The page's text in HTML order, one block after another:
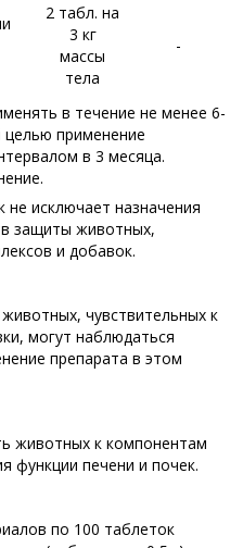
2 табл. на
3 кг
массы
тела
-
в течение не менее 6-
целью применение
в 3 месяца.
исключает назначения
защиты животных,
и добавок.
чувствительных к
могут наблюдаться
препарата в этом
животных к компонентам
функции печени и почек.
по 100 таблеток